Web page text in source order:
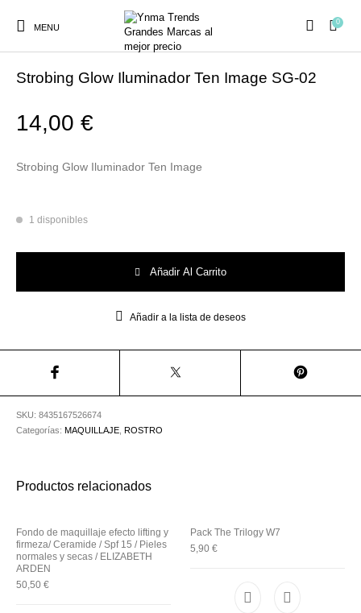
MENU
0
Decoración
AUSTRALIAN GOLD
Peluquería
ROSTRO
Strobing Glow Iluminador Ten Image SG-02
14,00€
Strobing Glow Iluminador Ten Image
1 disponibles
Añadir Al Carrito
Añadir a la lista de deseos
SKU:8435167526674
Categorías:MAQUILLAJE ,ROSTRO
Productos relacionados
Fondo de maquillaje efecto lifting y
firmeza/ Ceramide / Spf 15 / Pieles
normales y secas / ELIZABETH
ARDEN
50,50€
Pack The Trilogy W7
5,90 €